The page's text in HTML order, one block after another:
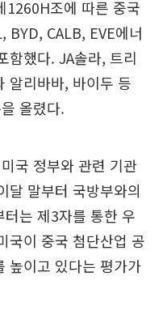
1260H조에 따른 중국
BYD, CALB, EVE에너
함했다. JA솔라, 트리
알리바바, 바이두 등
올렸다.
국 정부와 관련 기관
달 말부터 국방부와의
는 제3자를 통한 우
국이 중국 첨단산업 공
높이고 있다는 평가가